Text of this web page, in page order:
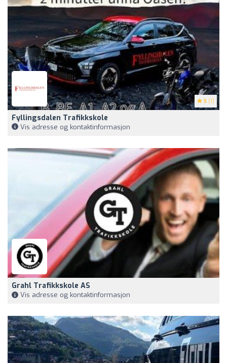
5 (1)
Fyllingsdalen Trafikkskole
Vis adresse og kontaktinformasjon
Grahl Trafikkskole AS
Vis adresse og kontaktinformasjon